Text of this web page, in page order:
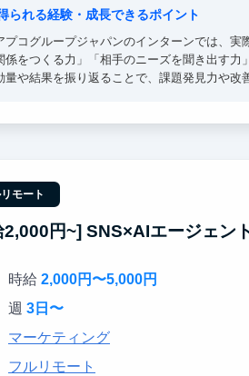
られる経験・成長できるポイント
プコグループジャパンのインターンでは、
係をつくる力」「相手のニーズを聞き出す
量や結果を振り返ることで、課題発見力や改
モート
2,000円~] SNS×AIエージェン
時給 2,000円〜5,000円
週 3日〜
マーケティング
フルリモート